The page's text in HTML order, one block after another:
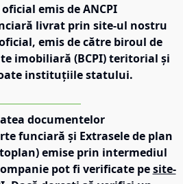
emis de ANCPI
livrat prin site-ul nostru
emis de către biroul de
imobiliară (BCPI) teritorial și
instituțiile statului.
documentelor
funciară și Extrasele de plan
emise prin intermediul
pot fi verificate pe site-